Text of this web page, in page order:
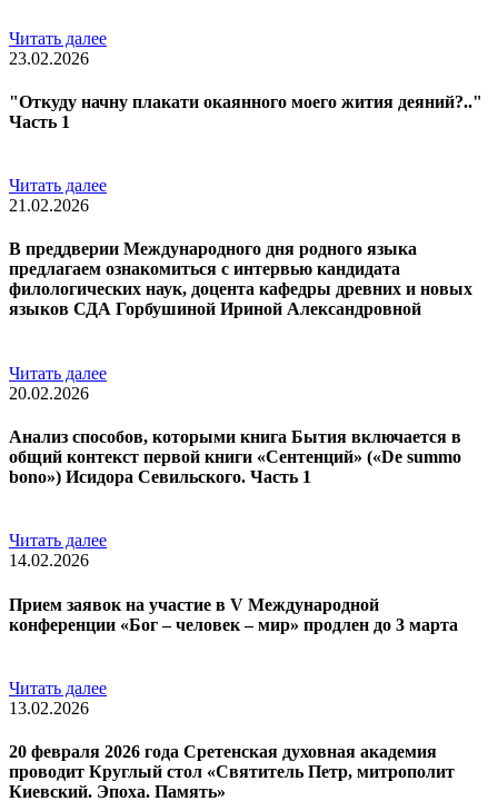
Читать далее
23.02.2026
"Откуду начну плакати окаянного моего жития деяний?.."
Часть 1
Читать далее
21.02.2026
В преддверии Международного дня родного языка
предлагаем ознакомиться с интервью кандидата
филологических наук, доцента кафедры древних и новых
языков СДА Горбушиной Ириной Александровной
Читать далее
20.02.2026
Анализ способов, которыми книга Бытия включается в
общий контекст первой книги «Сентенций» («De summo
bono») Исидора Севильского. Часть 1
Читать далее
14.02.2026
Прием заявок на участие в V Международной
конференции «Бог – человек – мир» продлен до 3 марта
Читать далее
13.02.2026
20 февраля 2026 года Сретенская духовная академия
проводит Круглый стол «Святитель Петр, митрополит
Киевский. Эпоха. Память»